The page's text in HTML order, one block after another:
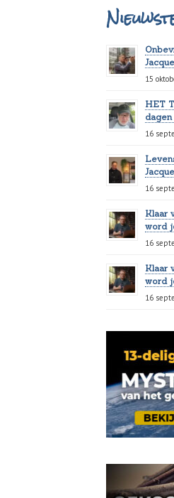
15
HET
16
16
Klaar
word
16
Klaar
word
16